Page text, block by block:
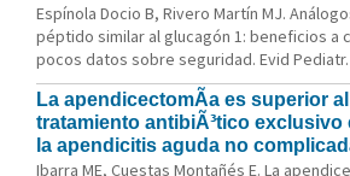
Espínola Docio B, Rivero Martín MJ.
péptido similar al glucagón 1: beneficios a
pocos datos sobre seguridad. Evid Pediatr.
La apendicectomÃ­a es superior al
tratamiento antibiÃ³tico exclusivo
la apendicitis aguda no
Ibarra ME, Cuestas Montañés E. La